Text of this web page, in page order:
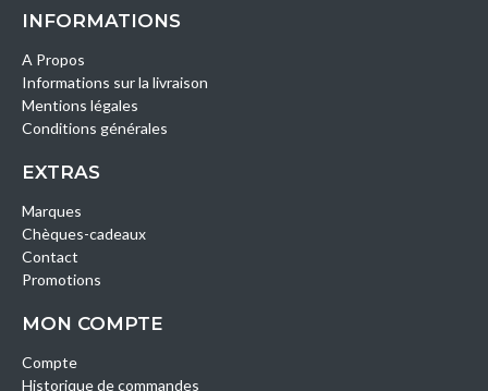
INFORMATIONS
A Propos
Informations sur la livraison
Mentions légales
Conditions générales
EXTRAS
Marques
Chèques-cadeaux
Contact
Promotions
MON COMPTE
Compte
Historique de commandes